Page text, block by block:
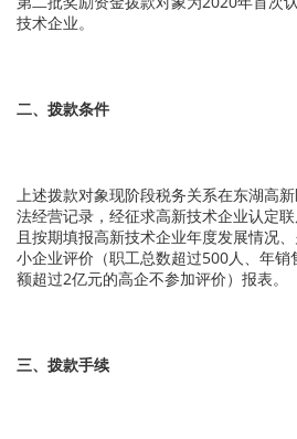
技术企业。
二、拨款条件
上述拨款对象现阶段税务关系在东湖高
法经营记录，经征求高新技术企业认定
且按期填报高新技术企业年度发展情况
小企业评价（职工总数超过500人、年
额超过2亿元的高企不参加评价）报表。
三、拨款手续